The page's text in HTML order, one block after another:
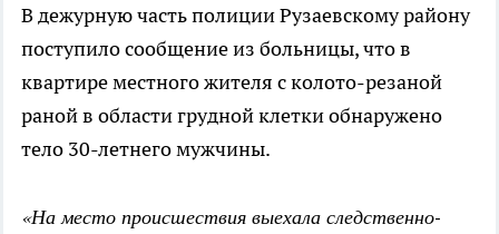
В дежурную часть полиции Рузаевскому району
поступило сообщение из больницы, что в
квартире местного жителя с колото-резаной
раной в области грудной клетки обнаружено
тело 30-летнего мужчины.
«На место происшествия выехала следственно-